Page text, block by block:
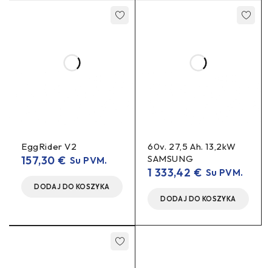
EggRider V2
157,30 € Su PVM.
DODAJ DO KOSZYKA
60v. 27,5 Ah. 13,2kW
SAMSUNG
1 333,42 € Su PVM.
DODAJ DO KOSZYKA